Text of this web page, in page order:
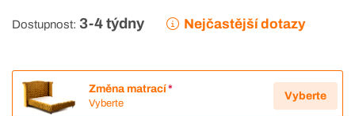
Dostupnost: 3-4 týdny Nejčastější dotazy
Změna matrací*
Vyberte
Vyberte